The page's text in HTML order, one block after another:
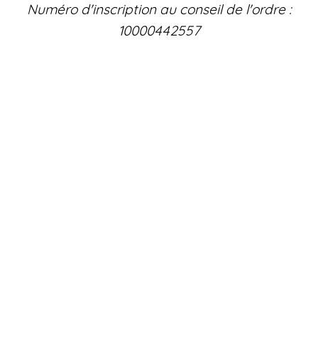
Numéro d'inscription au conseil de l'ordre :
10000442557